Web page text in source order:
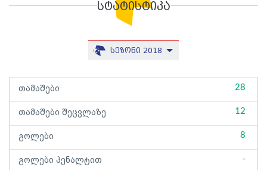
სტატისტიკა
სეზონი 2018
თამაშები 28
თამაშები შეცვლაზე 12
გოლები 8
გოლები პენალტით -